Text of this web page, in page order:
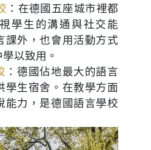
：在德國五座城市裡都
學生的溝通與社交能
課外，也會用活動方式
以致用。
：德國佔地最大的語言
學生宿舍。在教學方面
能力，是德國語言學校